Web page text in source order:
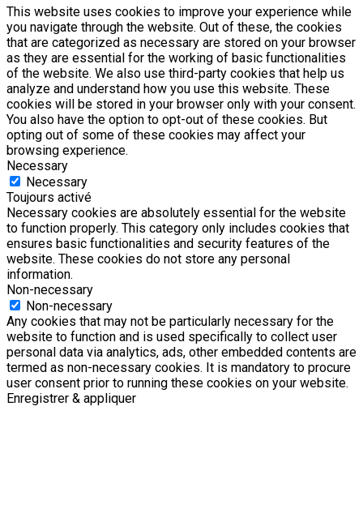
This website uses cookies to improve your experience while
you navigate through the website. Out of these, the cookies
that are categorized as necessary are stored on your browser
as they are essential for the working of basic functionalities
of the website. We also use third-party cookies that help us
analyze and understand how you use this website. These
cookies will be stored in your browser only with your consent.
You also have the option to opt-out of these cookies. But
opting out of some of these cookies may affect your
browsing experience.
Necessary
Necessary
Toujours activé
Necessary cookies are absolutely essential for the website
to function properly. This category only includes cookies that
ensures basic functionalities and security features of the
website. These cookies do not store any personal
information.
Non-necessary
Non-necessary
Any cookies that may not be particularly necessary for the
website to function and is used specifically to collect user
personal data via analytics, ads, other embedded contents are
termed as non-necessary cookies. It is mandatory to procure
user consent prior to running these cookies on your website.
Enregistrer & appliquer